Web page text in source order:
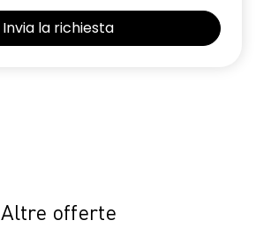
Altre offerte